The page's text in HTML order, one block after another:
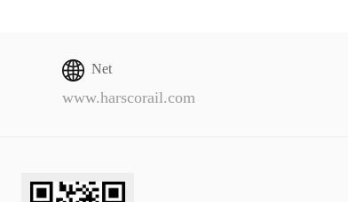
Net
www.harscorail.com